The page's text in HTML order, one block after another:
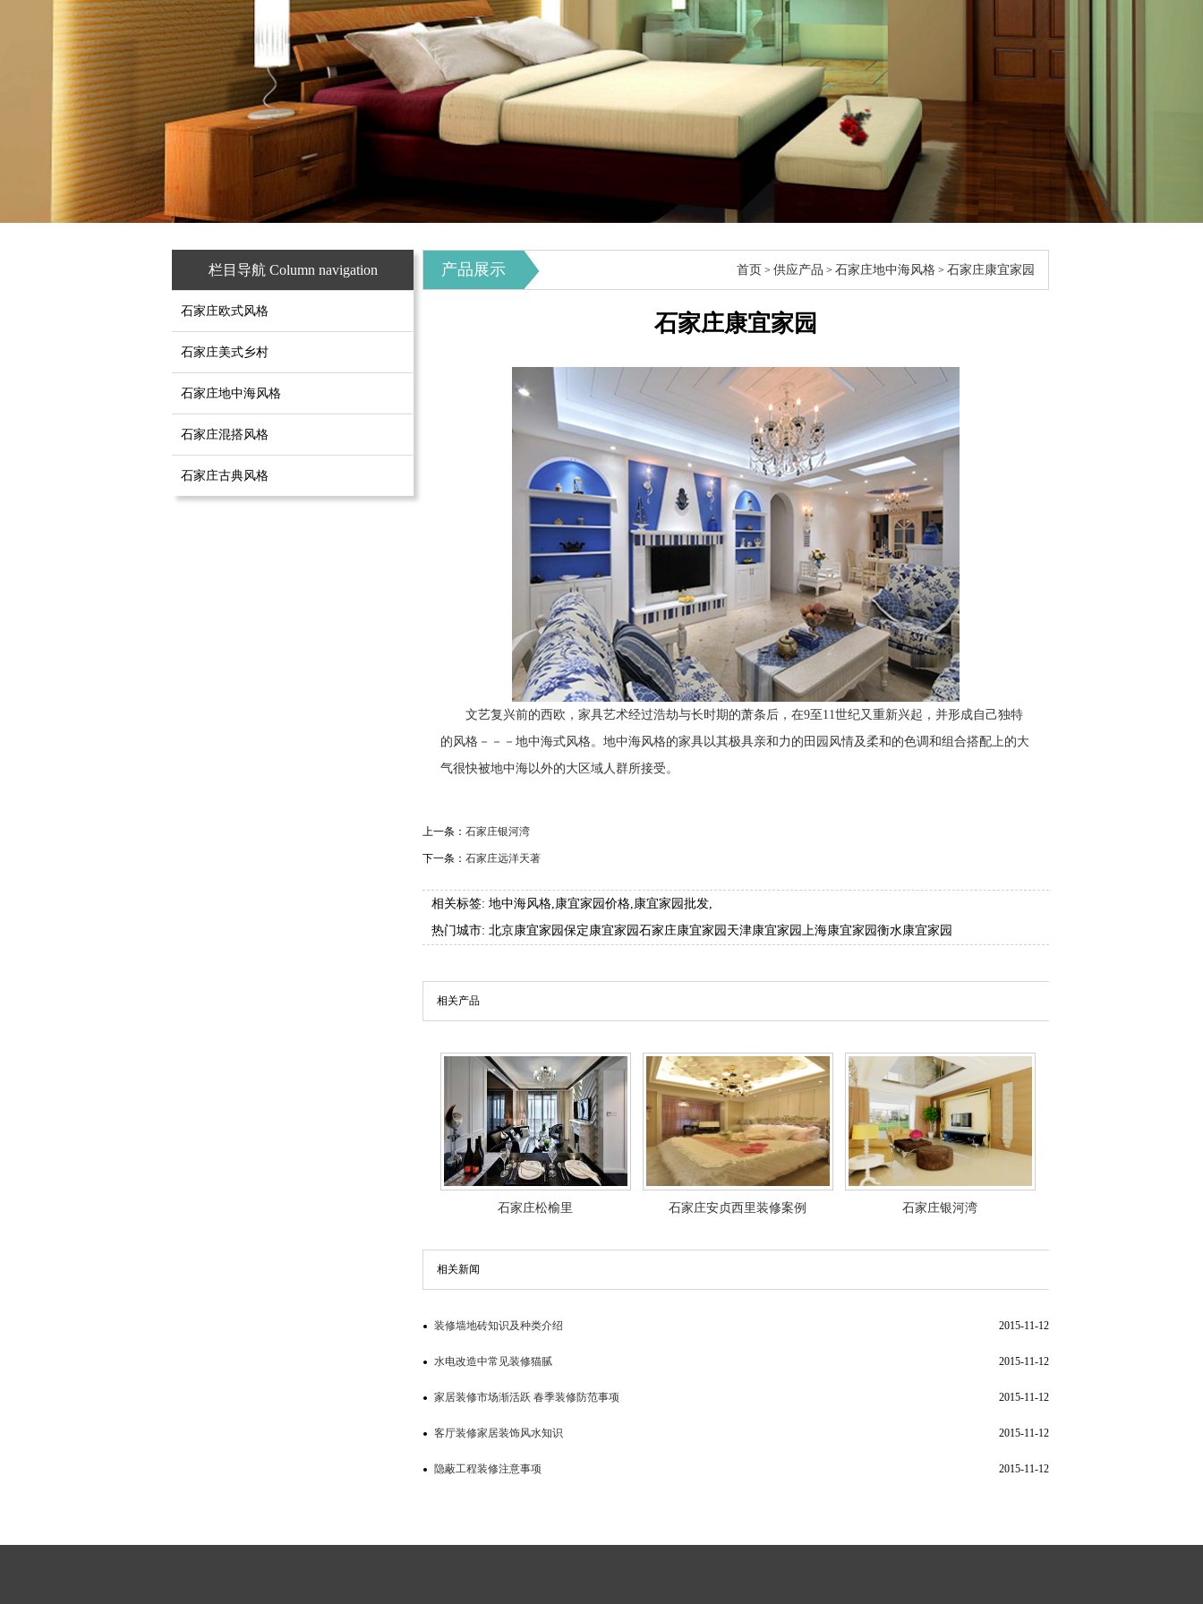
栏目导航 Column navigation
石家庄欧式风格
石家庄美式乡村
石家庄地中海风格
石家庄混搭风格
石家庄古典风格
产品展示 首页 > 供应产品 > 石家庄地中海风格 > 石家庄康宜家园
石家庄康宜家园
文艺复兴前的西欧，家具艺术经过浩劫与长时期的萧条后，在9至11世纪又重新兴起，并形成自己独特
的风格－－－地中海式风格。地中海风格的家具以其极具亲和力的田园风情及柔和的色调和组合搭配上的大
气很快被地中海以外的大区域人群所接受。
上一条： 石家庄银河湾
下一条： 石家庄远洋天著
相关标签: 地中海风格 康宜家园价格 康宜家园批发
热门城市: 北京康宜家园保定康宜家园石家庄康宜家园 天津康宜家园 上海康宜家园衡水康宜家园
相关产品
石家庄松榆里 石家庄安贞西里装修案例 石家庄银河湾
相关新闻
装修墙地砖知识及种类介绍 2015-11-12
水电改造中常见装修猫腻 2015-11-12
家居装修市场渐活跃 春季装修防范事项 2015-11-12
客厅装修家居装饰风水知识 2015-11-12
隐蔽工程装修注意事项 2015-11-12